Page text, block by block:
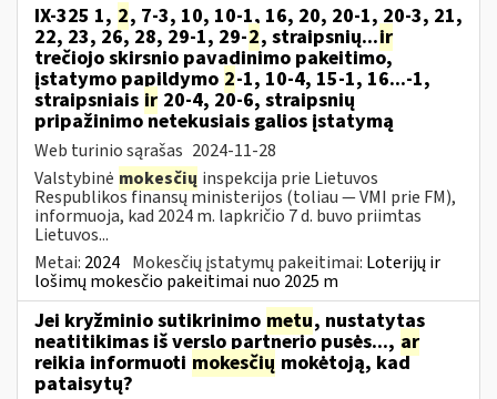
IX-325 1, 2, 7-3, 10, 10-1, 16, 20, 20-1, 20-3, 21,
22, 23, 26, 28, 29-1, 29-2, straipsnių...ir
trečiojo skirsnio pavadinimo pakeitimo,
įstatymo papildymo 2-1, 10-4, 15-1, 16...-1,
straipsniais ir 20-4, 20-6, straipsnių
pripažinimo netekusiais galios įstatymą
Web turinio sąrašas 2024-11-28
Valstybinė mokesčių inspekcija prie Lietuvos
Respublikos finansų ministerijos (toliau — VMI prie FM),
informuoja, kad 2024 m. lapkričio 7 d. buvo priimtas
Lietuvos...
Metai: 2024 Mokesčių įstatymų pakeitimai: Loterijų ir
lošimų mokesčio pakeitimai nuo 2025 m
Jei kryžminio sutikrinimo metu, nustatytas
neatitikimas iš verslo partnerio pusės..., ar
reikia informuoti mokesčių mokėtoją, kad
pataisytų?